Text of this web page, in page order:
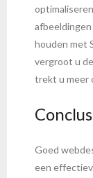
houden met
vergroot u
trekt u meer
Goed
een